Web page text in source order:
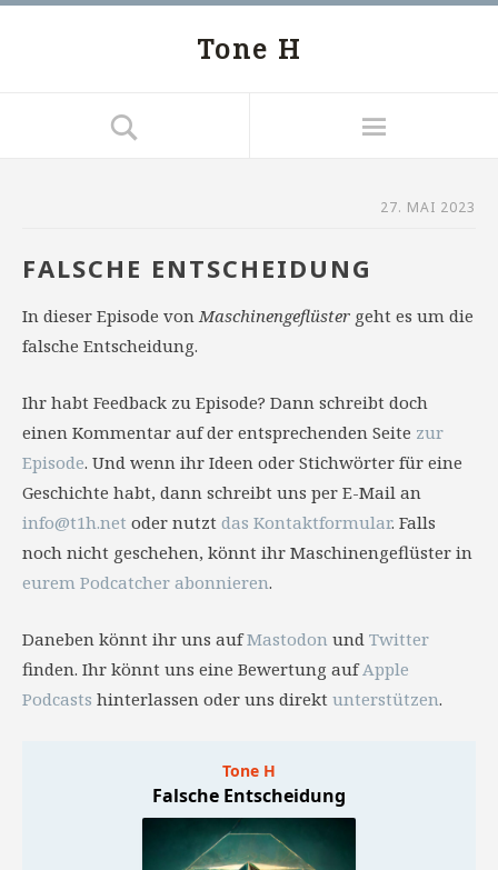
Tone H
27. MAI 2023
FALSCHE ENTSCHEIDUNG
In dieser Episode vonMaschinengeflüster geht es um die
falsche Entscheidung.
Ihr habt Feedback zu Episode? Dann schreibt doch
einen Kommentar auf der entsprechenden Seite zur
Episode. Und wenn ihr Ideen oder Stichwörter für eine
Geschichte habt, dann schreibt uns per E-Mail an
info@t1h.net oder nutzt das Kontaktformular. Falls
noch nicht geschehen, könnt ihr Maschinengeflüster in
eurem Podcatcher abonnieren.
Daneben könnt ihr uns aufMastodon und Twitter
finden. Ihr könnt uns eine Bewertung aufApple
Podcasts hinterlassen oder uns direkt unterstützen.